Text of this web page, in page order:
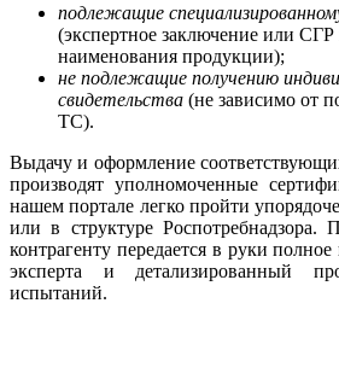
подлежащие
(экспертное заключение или СГР
наименования продукции);
не подлежащие получению
свидетельства (не зависимо от
ТС).
Выдачу и оформление
производят уполномоченные
нашем портале легко пройти
или в структуре Роспотребнадзора.
контрагенту передается в руки
эксперта и детализированный
испытаний.